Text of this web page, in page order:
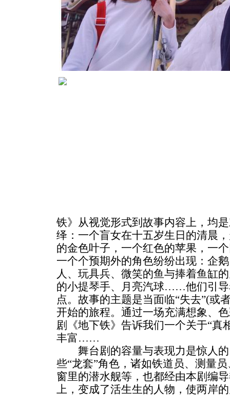
铁》从视觉形式到故事内容上，均
绎：一个盲女在十五岁生日的清晨
的金色叶子，一个红色的苹果，一
一个个预期外的角色纷纷出现：企
人、玩具兵、微笑的鱼与捧着鱼缸
的小提琴手、月亮汽球……他们引导
点。故事的主题是当面临“失去”(或
开始的旅程。通过一场充满想象、
剧《地下铁》告诉我们一个关于“真
丰富……
舞台剧的容量与表现力是惊人的
些“龙套”角色，诸如铁道员、测量
窗里的潜水舰等，也都经由本剧编
上，变成了活生生的人物，使两岸